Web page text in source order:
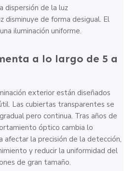
dispersión de la luz
disminuye de forma desigual. El
iluminación uniforme.
a lo largo de 5 a
exterior están diseñados
Las cubiertas transparentes se
pero continua. Tras años de
óptico cambia lo
afectar la precisión de la detección,
y reducir la uniformidad del
de gran tamaño.